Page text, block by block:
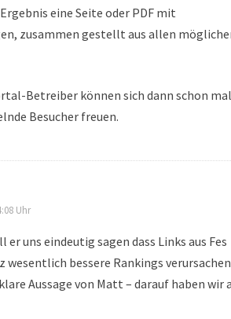
eine Seite oder PDF mit
zusammen gestellt aus allen
Betreiber können sich dann schon mal
Besucher freuen.
Uhr
er uns eindeutig sagen dass Links aus Fes
wesentlich bessere Rankings
Aussage von Matt – darauf haben wir